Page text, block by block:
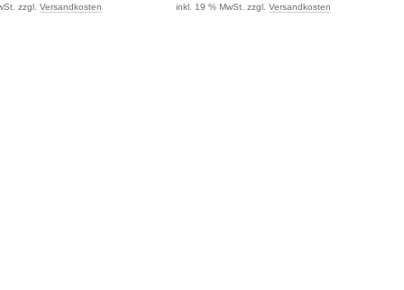
zzgl. Versandkosten inkl. 19 % MwSt. zzgl. Versandkosten